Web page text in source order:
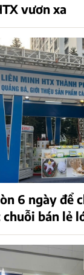
vươn xa
6 ngày để
bán lẻ